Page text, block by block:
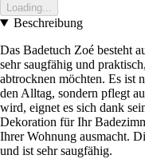
Loading...
Beschreibung
Das Badetuch Zoé besteht
sehr saugfähig und
abtrocknen möchten. Es ist
den Alltag, sondern pflegt
wird, eignet es sich dank
Dekoration für Ihr
Ihrer Wohnung ausmacht.
und ist sehr saugfähig.